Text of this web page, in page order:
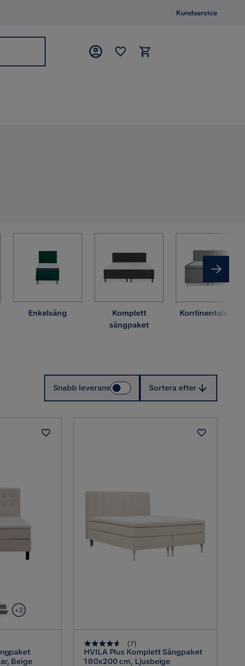
Kundservice
Enkelsäng
Komplett
sängpaket
Kontinentalsäng
Snabb leverans Sortera efter
+2
Beige
(7)
HVILA Plus Komplett Sängpaket
180x200 cm, Ljusbeige